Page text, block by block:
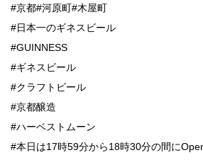
#京都#河原町#木屋町
#日本一のギネスビール
#GUINNESS
#ギネスビール
#クラフトビール
#京都醸造
#ハーベストムーン
#本日は17時59分から18時30分の間に